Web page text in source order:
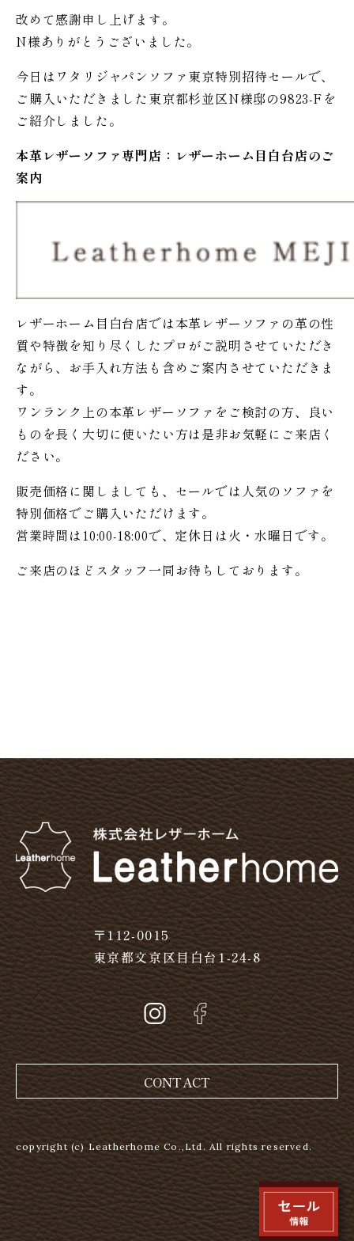
改めて感謝申し上げます。
N様ありがとうございました。
今日はワタリジャパンソファ東京特別招待セールで、
ご購入いただきました東京都杉並区N様邸の9823-Fを
ご紹介しました。
本革レザーソファ専門店：レザーホーム 目白台店のご
案内
レザーホーム目白台店では本革レザーソファの革の性
質や特徴を知り尽くしたプロがご説明させていただき
ながら、お手入れ方法も含めご案内させていただきま
す。
ワンランク上の本革レザーソファをご検討の方、良い
ものを長く大切に使いたい方は是非お気軽にご来店く
ださい。
販売価格に関しましても、セールでは人気のソファを
特別価格でご購入いただけます。
営業時間は10:00-18:00で、定休日は火・水曜日です。
ご来店のほどスタッフ一同お待ちしております。
〒112-0015
東京都文京区目白台1-24-8
CONTACT
copyright (c) Leatherhome Co.,Ltd. All rights reserved.